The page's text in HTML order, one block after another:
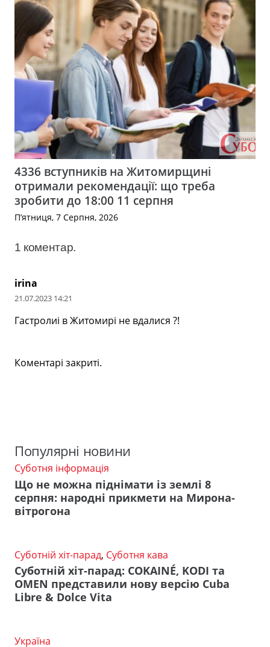
4336 вступників на Житомирщині
отримали рекомендації: що треба
зробити до 18:00 11 серпня
П’ятниця, 7 Серпня, 2026
1 коментар.
irina
21.07.2023 14:21
Гастролиі в Житомирі не вдалися ?!
Коментарі закриті.
Популярні новини
Суботня інформація
Що не можна піднімати із землі 8
серпня: народні прикмети на Мирона-
вітрогона
Суботній хіт-парад, Суботня кава
Суботній хіт-парад: COKAINÉ, KODI та
OMEN представили нову версію Cuba
Libre & Dolce Vita
Україна